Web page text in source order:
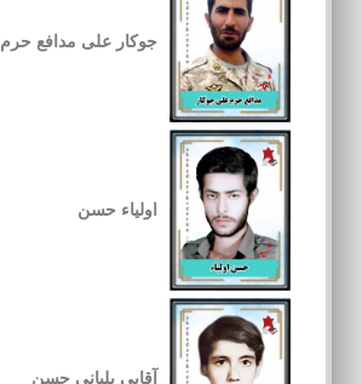
جوکار علی مدافع حرم
اولیاء حسن
آقایی بلیانی حسن